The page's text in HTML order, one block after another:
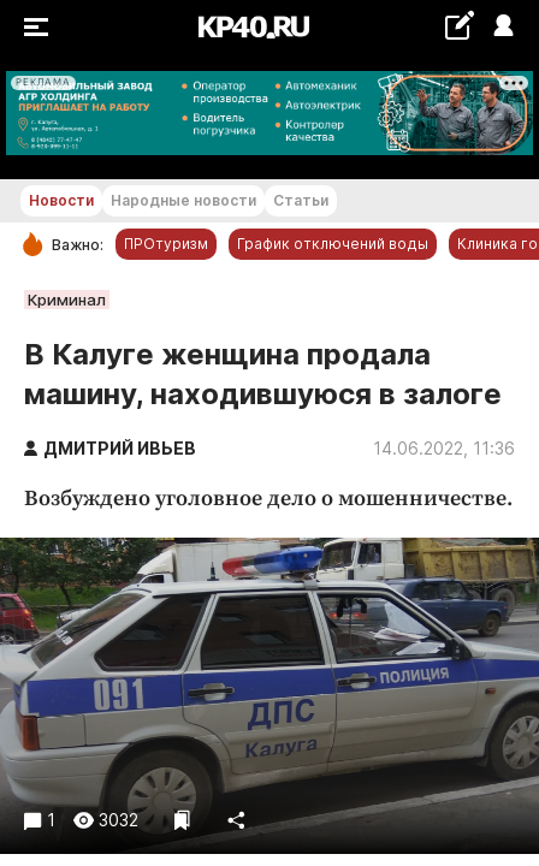
РЕКЛАМА
+22...+23 °С
РУБРИКИ
Новости компаний
Статьи
Народные новости
Благоустройство
Криминал
Культура
Недвижимость и ЖКХ
Образование
Общество
Погода
Праздники
Происшествия
Новости Народные новости Статьи
Важно: ПРОтуризм График отключений воды Клиника
Криминал
В Калуге женщина продала
машину, находившуюся в залоге
ДМИТРИЙ ИВЬЕВ 14.06.2022, 11:36
Возбуждено уголовное дело о мошенничестве.
1 3032